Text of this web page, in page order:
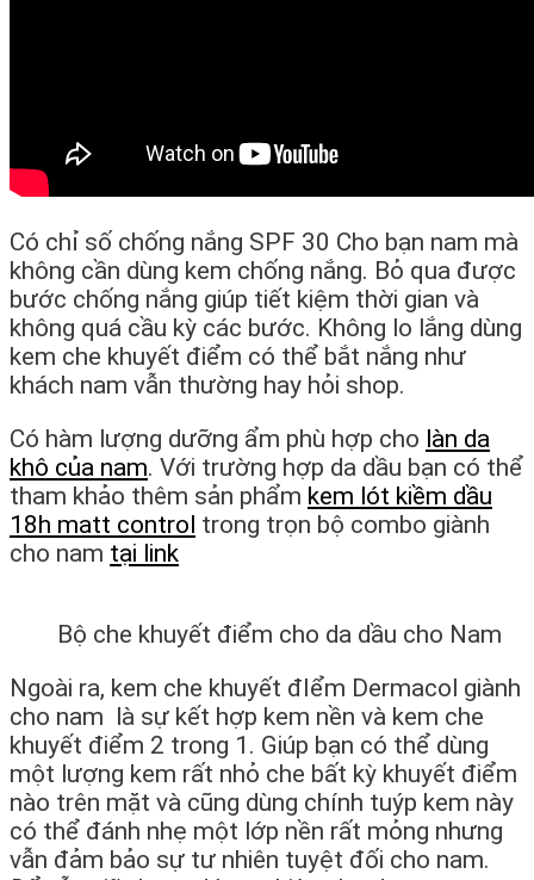
Có chỉ số chống nắng SPF 30 Cho bạn nam mà
không cần dùng kem chống nắng. Bỏ qua được
bước chống nắng giúp tiết kiệm thời gian và
không quá cầu kỳ các bước. Không lo lắng dùng
kem che khuyết điểm có thể bắt nắng như
khách nam vẫn thường hay hỏi shop.
Có hàm lượng dưỡng ẩm phù hợp cho làn da
khô của nam. Với trường hợp da dầu bạn có thể
tham khảo thêm sản phẩm kem lót kiềm dầu
18h matt control trong trọn bộ combo giành
cho nam tại link
Bộ che khuyết điểm cho da dầu cho Nam
Ngoài ra, kem che khuyết đIểm Dermacol giành
cho nam là sự kết hợp kem nền và kem che
khuyết điểm 2 trong 1. Giúp bạn có thể dùng
một lượng kem rất nhỏ che bất kỳ khuyết điểm
nào trên mặt và cũng dùng chính tuýp kem này
có thể đánh nhẹ một lớp nền rất mỏng nhưng
vẫn đảm bảo sự tư nhiên tuyệt đối cho nam.